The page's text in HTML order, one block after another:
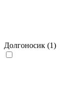
Долгоносик (1)